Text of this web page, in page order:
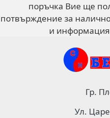
поръчка Вие ще
потвърждение за
и информация
Гр.
Ул.